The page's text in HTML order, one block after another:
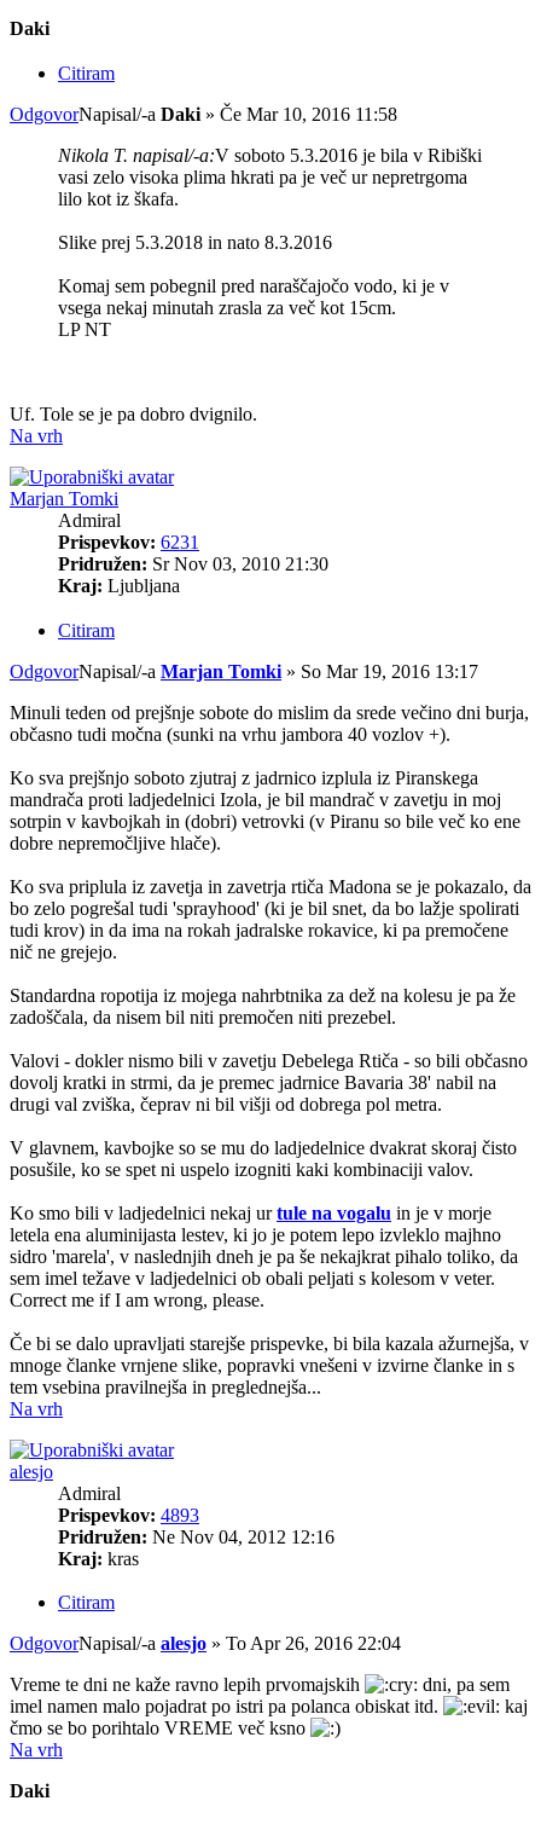
Daki
Citiram
OdgovorNapisal/-a Daki » Če Mar 10, 2016 11:58
Nikola T. napisal/-a:V soboto 5.3.2016 je bila v Ribiški
vasi zelo visoka plima hkrati pa je več ur nepretrgoma
lilo kot iz škafa.
Slike prej 5.3.2018 in nato 8.3.2016
Komaj sem pobegnil pred naraščajočo vodo, ki je v
vsega nekaj minutah zrasla za več kot 15cm.
LP NT
Uf. Tole se je pa dobro dvignilo.
Na vrh
Marjan Tomki
Admiral
Prispevkov: 6231
Pridružen: Sr Nov 03, 2010 21:30
Kraj: Ljubljana
Citiram
OdgovorNapisal/-a Marjan Tomki » So Mar 19, 2016 13:17
Minuli teden od prejšnje sobote do mislim da srede večino dni burja,
občasno tudi močna (sunki na vrhu jambora 40 vozlov +).
Ko sva prejšnjo soboto zjutraj z jadrnico izplula iz Piranskega
mandrača proti ladjedelnici Izola, je bil mandrač v zavetju in moj
sotrpin v kavbojkah in (dobri) vetrovki (v Piranu so bile več ko ene
dobre nepremočljive hlače).
Ko sva priplula iz zavetja in zavetrja rtiča Madona se je pokazalo, da
bo zelo pogrešal tudi 'sprayhood' (ki je bil snet, da bo lažje spolirati
tudi krov) in da ima na rokah jadralske rokavice, ki pa premočene
nič ne grejejo.
Standardna ropotija iz mojega nahrbtnika za dež na kolesu je pa že
zadoščala, da nisem bil niti premočen niti prezebel.
Valovi - dokler nismo bili v zavetju Debelega Rtiča - so bili občasno
dovolj kratki in strmi, da je premec jadrnice Bavaria 38' nabil na
drugi val zviška, čeprav ni bil višji od dobrega pol metra.
V glavnem, kavbojke so se mu do ladjedelnice dvakrat skoraj čisto
posušile, ko se spet ni uspelo izogniti kaki kombinaciji valov.
Ko smo bili v ladjedelnici nekaj urtule na vogalu in je v morje
letela ena aluminijasta lestev, ki jo je potem lepo izvleklo majhno
sidro 'marela', v naslednjih dneh je pa še nekajkrat pihalo toliko, da
sem imel težave v ladjedelnici ob obali peljati s kolesom v veter.
Correct me if I am wrong, please.
Če bi se dalo upravljati starejše prispevke, bi bila kazala ažurnejša, v
mnoge članke vrnjene slike, popravki vnešeni v izvirne članke in s
tem vsebina pravilnejša in preglednejša...
Na vrh
alesjo
Admiral
Prispevkov: 4893
Pridružen: Ne Nov 04, 2012 12:16
Kraj: kras
Citiram
OdgovorNapisal/-a alesjo » To Apr 26, 2016 22:04
Vreme te dni ne kaže ravno lepih prvomajskih
dni, pa sem
imel namen malo pojadrat po istri pa polanca obiskat itd.
kaj
čmo se bo porihtalo VREME več ksno
Na vrh
Daki